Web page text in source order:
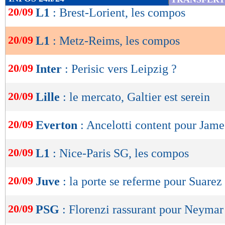
Lu 2.166 fois- Youcef Touaitia
de
OK
20/09 L1 : Brest-Lorient, les compos
20/09 L1 : Metz-Reims, les compos
20/09 Inter : Perisic vers Leipzig ?
20/09 Lille : le mercato, Galtier est serein
20/09 Everton : Ancelotti content pour
20/09 L1 : Nice-Paris SG, les compos
20/09 Juve : la porte se referme pour Suarez
20/09 PSG : Florenzi rassurant pour Neymar